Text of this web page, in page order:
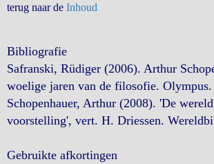
terug naar de Inhoud
Bibliografie
Safranski, Rüdiger (2006). Arthur
woelige jaren van de filosofie. Olympus.
Schopenhauer, Arthur (2008). 'De
voorstelling', vert. H. Driessen.
Gebruikte afkortingen